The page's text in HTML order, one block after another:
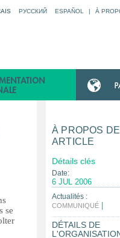
РУССКИЙ ESPAÑOL | À
se
À PROPOS
ARTICLE
Détails clés
Date:
6 JUL 2006
Actualités :
COMMUNIQUÉ
DÉTAILS DE